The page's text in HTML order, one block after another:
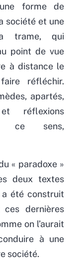
forme de
société et une
trame, qui
point de vue
à distance le
réfléchir.
apartés,
réflexions
ce sens,
« paradoxe »
deux textes
été construit
ces dernières
on l’aurait
à une
société.